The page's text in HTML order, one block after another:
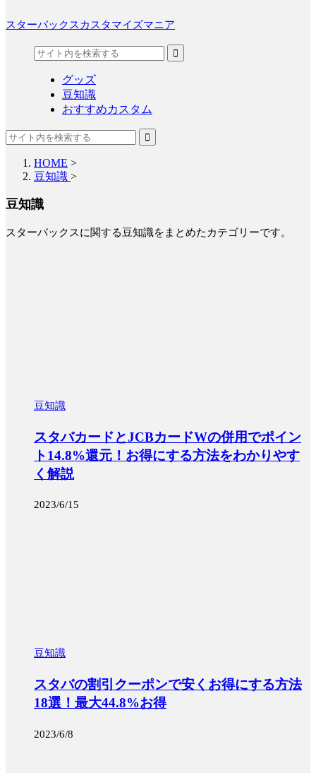
スターバックスカスタマイズマニア
グッズ
豆知識
おすすめカスタム
HOME >
豆知識 >
豆知識
スターバックスに関する豆知識をまとめたカテゴリーです。
豆知識
スタバカードとJCBカードWの併用でポイン
ト14.8%還元！お得にする方法をわかりやす
く解説
2023/6/15
豆知識
スタバの割引クーポンで安くお得にする方法
18選！最大44.8%お得
2023/6/8